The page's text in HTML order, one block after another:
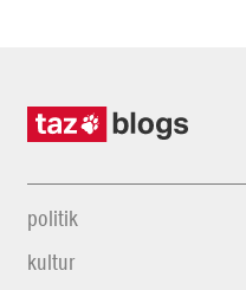
politik
kultur